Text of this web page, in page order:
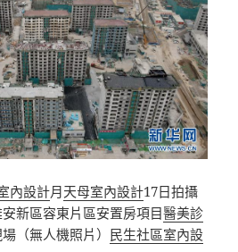
內設計月天母室內設計17日拍攝
新區容東片區安置房項目醫美診
（無人機照片） 民生社區室內設